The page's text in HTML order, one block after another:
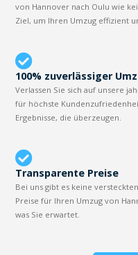
von Hannover nach Oulu wie
Ziel, um Ihren Umzug effizient
100% zuverlässiger
Verlassen Sie sich auf unsere
für höchste
Ergebnisse, die überzeugen.
Transparente Preise
Bei uns gibt es keine
Preise für Ihren Umzug von
was Sie erwartet.